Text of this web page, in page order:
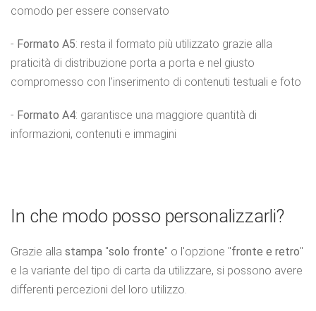
comodo per essere conservato
- Formato A5: resta il formato più utilizzato grazie alla
praticità di distribuzione porta a porta e nel giusto
compromesso con l'inserimento di contenuti testuali e foto
- Formato A4: garantisce una maggiore quantità di
informazioni, contenuti e immagini
In che modo posso personalizzarli?
Grazie alla stampa "solo fronte" o l'opzione "fronte e retro"
e la variante del tipo di carta da utilizzare, si possono avere
differenti percezioni del loro utilizzo.